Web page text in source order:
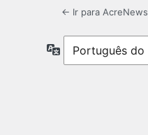
← Ir para AcreNews
Idioma